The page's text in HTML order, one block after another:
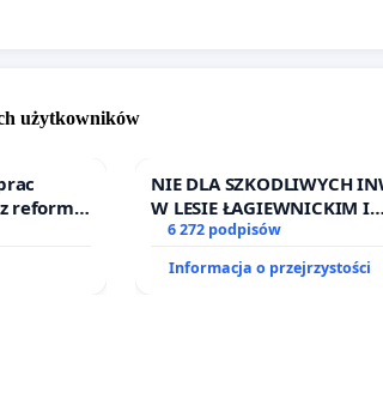
użytkowników
reformą
NIE DLA SZKODLIWYCH
W LESIE ŁAGIEWNICKIM I
ARTURÓWKU
6 272 podpisów
Informacja o przejrzystości